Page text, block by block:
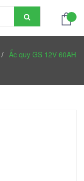
/ Ắc quy GS 12V 60AH